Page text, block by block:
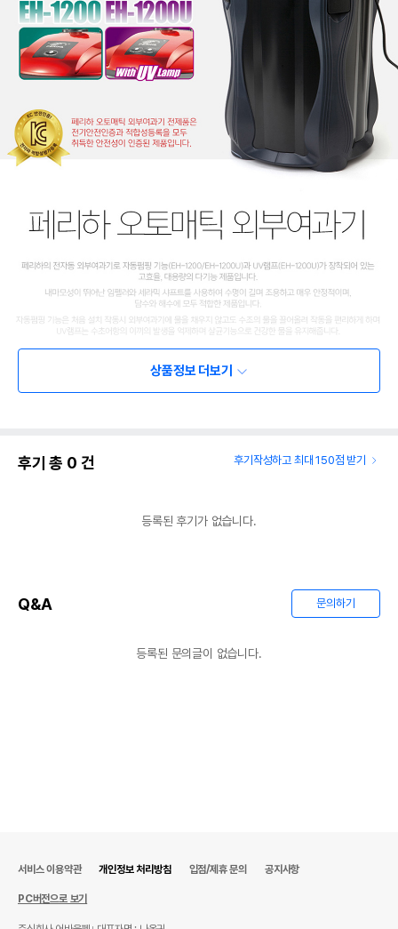
상품정보 더보기
후기 총 0 건 후기작성하고 최대 150점 받기
등록된 후기가 없습니다.
Q&A 문의하기
등록된 문의글이 없습니다.
서비스 이용약관 개인정보 처리방침 입점/제휴 문의 공지사항
PC버전으로 보기